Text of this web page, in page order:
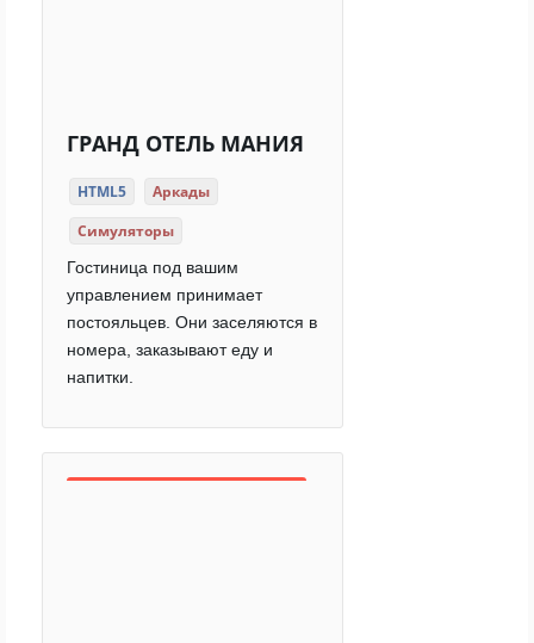
ГРАНД ОТЕЛЬ МАНИЯ
HTML5
Аркады
Симуляторы
Гостиница под вашим
управлением принимает
постояльцев. Они заселяются в
номера, заказывают еду и
напитки.